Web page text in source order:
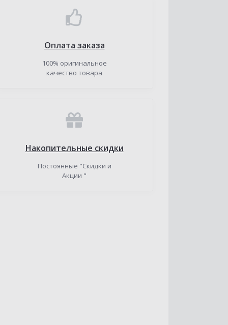
Оплата заказа
100% оригинальное
качество товара
Накопительные скидки
Постоянные "Скидки и
Акции "